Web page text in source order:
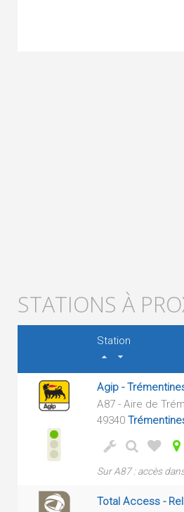
STATIONS À
Station
Agip -
A87 - Aire de
49340
Sur A87 : accès
Total Access -